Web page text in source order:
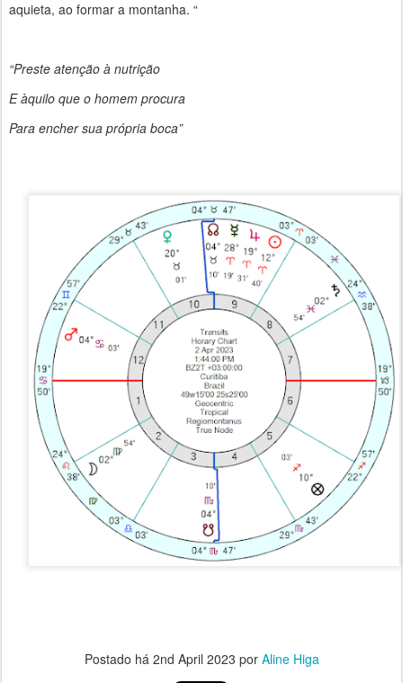
aquieta, ao formar a montanha. “
“Preste atenção à nutrição
E àquilo que o homem procura
Para encher sua própria boca”
Postado há 2nd April 2023 por Aline Higa